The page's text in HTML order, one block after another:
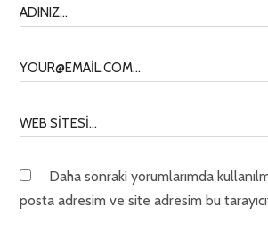
Daha sonraki yorumlarımda
posta adresim ve site adresim bu